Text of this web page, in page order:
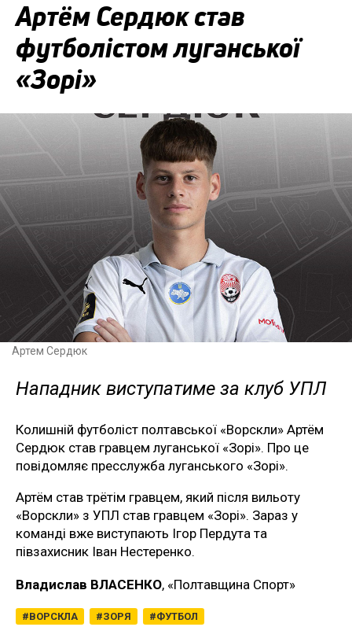
Артём Сердюк став
футболістом луганської
«Зорі»
Артем Сердюк
Нападник виступатиме за клуб УПЛ
Колишній футболіст полтавської «Ворскли» Артём
Сердюк став гравцем луганської «Зорі». Про це
повідомляє пресслужба луганського «Зорі».
Артём став трётім гравцем, який після вильоту
«Ворскли» з УПЛ став гравцем «Зорі». Зараз у
команді вже виступають Ігор Пердута та
півзахисник Іван Нестеренко.
Владислав ВЛАСЕНКО, «Полтавщина Спорт»
ВОРСКЛА ЗОРЯ ФУТБОЛ